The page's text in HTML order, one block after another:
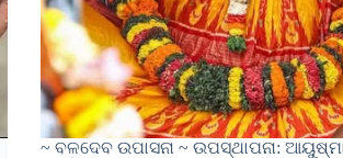
~ ବଳଦେବ ଉପାସନା ~ ଉପସ୍ଥାପନା: